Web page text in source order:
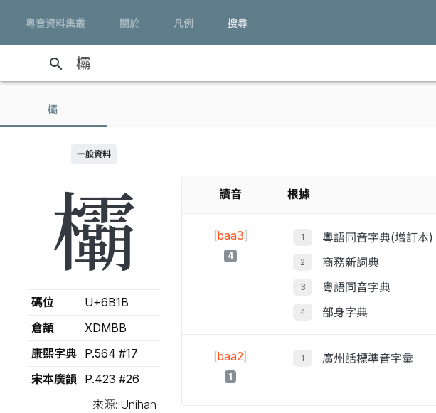
粵音資料集叢 關於 凡例 搜尋
search
欛
一般資料
欛
碼位
U+6B1B
倉頡
XDMBB
康熙字典
P.564 #17
宋本廣韻
P.423 #26
來源: Unihan
讀音 根據
[baa3]
4
粵語同音字典(增訂本)
商務新詞典
粵語同音字典
部身字典
[baa2]
1
廣州話標準音字彙